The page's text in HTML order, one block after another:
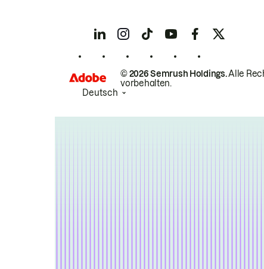
© 2026 Semrush Holdings.Alle
vorbehalten.
Deutsch